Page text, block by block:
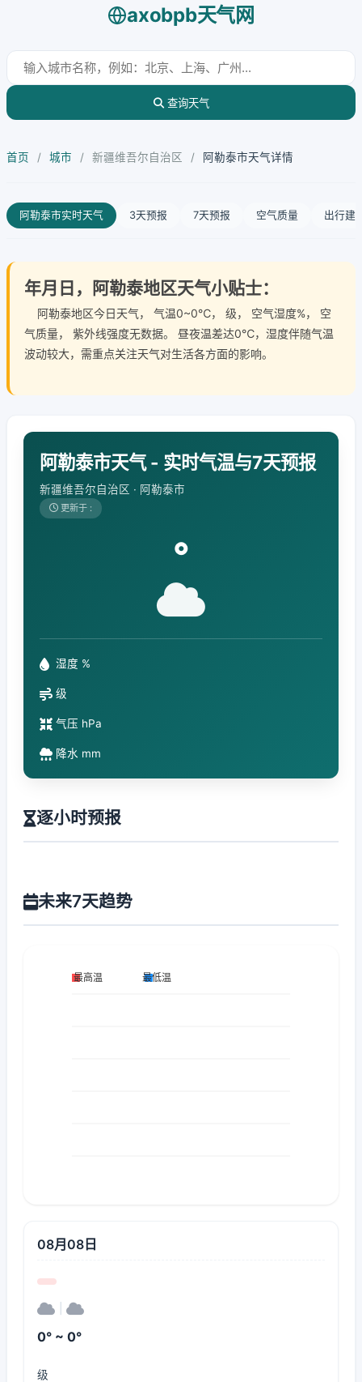
axobpb天气网
查询天气
首页 / 城市 / 新疆维吾尔自治区 / 阿勒泰市天气详情
阿勒泰市实时天气 3天预报 7天预报 空气质量 出行建
年月日，阿勒泰地区天气小贴士：
阿勒泰地区今日天气， 气温0~0℃， 级， 空气湿度%， 空
气质量， 紫外线强度无数据。 昼夜温差达0℃，湿度伴随气温
波动较大，需重点关注天气对生活各方面的影响。
阿勒泰市天气 - 实时气温与7天预报
新疆维吾尔自治区 · 阿勒泰市
更新于 :
°
湿度 %
级
气压 hPa
降水 mm
逐小时预报
未来7天趋势
08月08日
0° ~ 0°
级